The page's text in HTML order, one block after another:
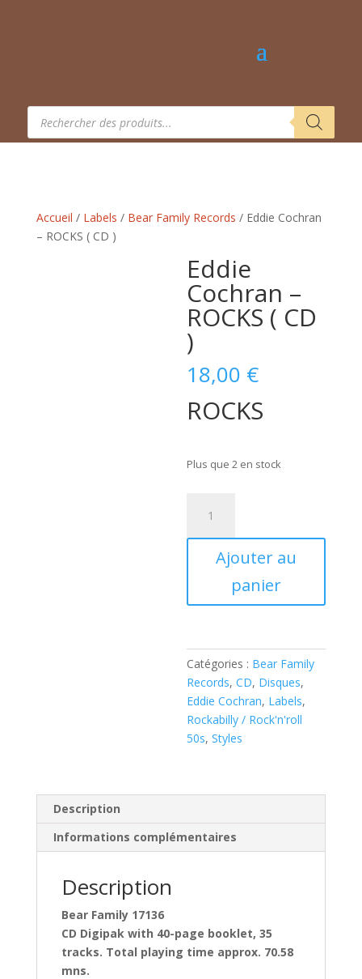
Recherche
produits
Accueil / Labels / Bear Family Records / Eddie Cochran
– ROCKS ( CD )
Eddie
Cochran –
ROCKS ( CD
)
18,00 €
ROCKS
Plus que 2 en stock
Eddie
Cochran
)
Ajouter au
panier
Catégories : Bear Family
Records,CD, Disques,
Eddie Cochran, Labels,
Rockabilly / Rock'n'roll
50s,Styles
Description
Informations complémentaires
Description
Bear Family 17136
CD Digipak with 40-page booklet, 35
tracks. Total playing time approx. 70.58
mns.